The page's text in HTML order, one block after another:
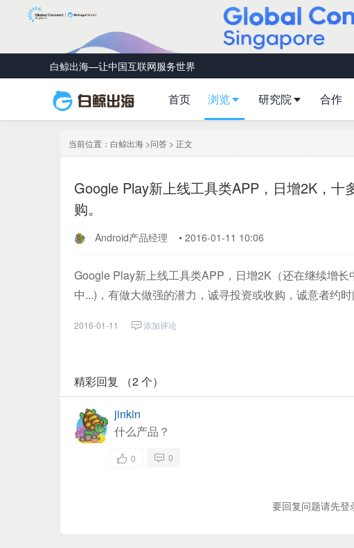
白鲸出海—让中国互联网服务世界
首页 浏览 研究院 合作
当前位置： 白鲸出海 >问答 > 正文
Google Play新上线工具类APP，日增2K，
购。
Android产品经理 • 2016-01-11 10:06
Google Play新上线工具类APP，日增2K（还在继续增
中...)，有做大做强的潜力，诚寻投资或收购，诚意者约
2016-01-11 添加评论
精彩回复 （2 个）
jinkin
什么产品？
0 0
要回复问题请先登